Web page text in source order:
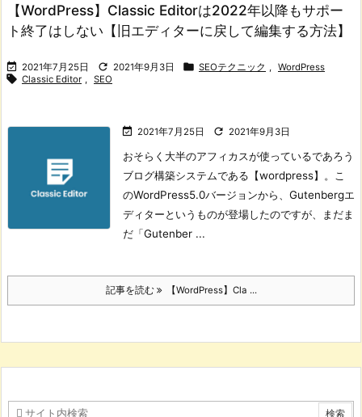
【WordPress】Classic Editorは2022年以降もサポー
ト終了はしない【旧エディターに戻して編集する方法】
 2021年7月25日  2021年9月3日  SEOテクニック , WordPress
 Classic Editor , SEO
 2021年7月25日  2021年9月3日
おそらく大半のアフィカスが使っているであろう
ブログ構築システムである【wordpress】。
こ
のWordPress5.0バージョンから、Gutenbergエ
ディターというものが登場したのですが、まだま
だ「Gutenber ...
記事を読む 【WordPress】Cla ...